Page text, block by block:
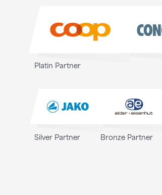
Platin Partner
Silver Partner Bronze Partner